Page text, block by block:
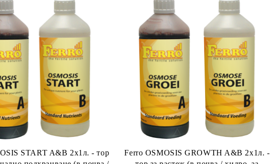
START A&B 2x1л. - тор
Ferro OSMOSIS GROWTH A&B 2x1л. -